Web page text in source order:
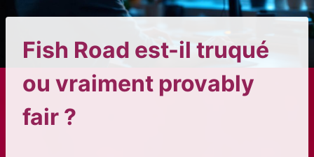
Fish Road est-il truqué
ou vraiment provably
fair ?